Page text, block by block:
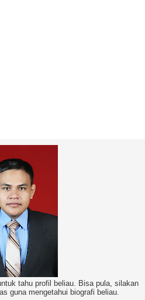
tahu profil beliau. Bisa pula, silakan
guna mengetahui biografi beliau.